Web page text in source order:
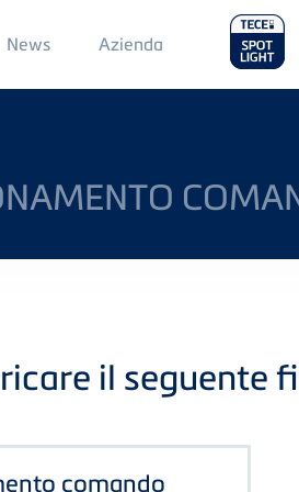
News Main
Menu
2
Azienda
il seguente
comando